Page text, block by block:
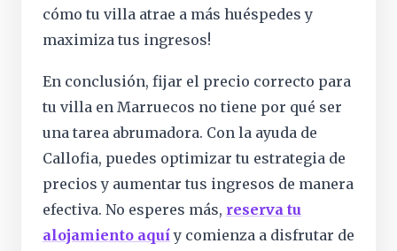
cómo tu villa atrae a más huéspedes y
maximiza tus ingresos!
En conclusión, fijar el precio correcto para
tu villa en Marruecos no tiene por qué ser
una tarea abrumadora. Con la ayuda de
Callofia, puedes optimizar tu estrategia de
precios y aumentar tus ingresos de manera
efectiva. No esperes más, reserva tu
alojamiento aquíy comienza a disfrutar de